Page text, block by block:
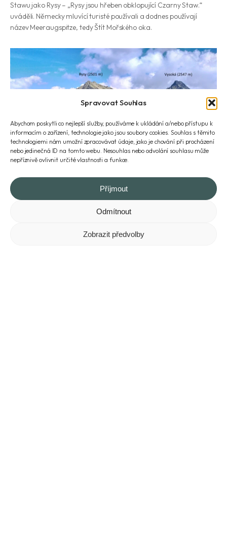
Spravovat Souhlas
Abychom poskytli co nejlepší služby, používáme k ukládání a/nebo přístupu k
informacím o zařízení, technologie jako jsou soubory cookies. Souhlas s těmito
technologiemi nám umožní zpracovávat údaje, jako je chování při procházení
nebo jedinečná ID na tomto webu. Nesouhlas nebo odvolání souhlasu může
nepříznivě ovlivnit určité vlastnosti a funkce.
Příjmout
Odmítnout
Zobrazit předvolby
Stawu jako Rysy – „Rysy jsou hřeben obklopující Czarny Staw.“
uváděli. Německy mluvící turisté používali a dodnes používají
název Meeraugspitze, tedy Štít Mořského oka.
Pohled na Rysy z Volie veže (2355 m).